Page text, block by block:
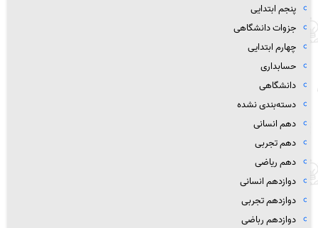
پنجم ابتدایی
جزوات دانشگاهی
چهارم ابتدایی
حسابداری
دانشگاهی
دسته‌بندی نشده
دهم انسانی
دهم تجربی
دهم ریاضی
دوازدهم انسانی
دوازدهم تجربی
دوازدهم رباضی